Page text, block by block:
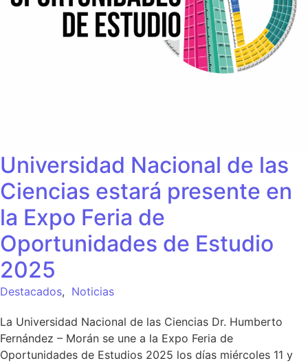
Universidad Nacional de las
Ciencias estará presente en
la Expo Feria de
Oportunidades de Estudio
2025
Destacados, Noticias
La Universidad Nacional de las Ciencias Dr. Humberto
Fernández – Morán se une a la Expo Feria de
Oportunidades de Estudios 2025 los días miércoles 11 y